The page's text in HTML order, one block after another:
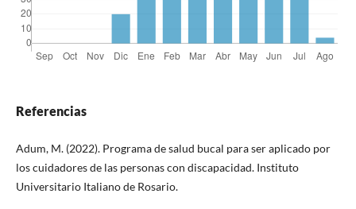
Referencias
Adum, M. (2022). Programa de salud bucal para ser aplicado por
los cuidadores de las personas con discapacidad. Instituto
Universitario Italiano de Rosario.